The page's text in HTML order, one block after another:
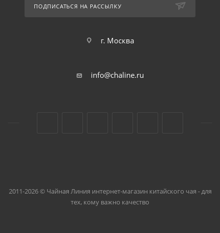
ПОДПИСАТЬСЯ НА РАССЫЛКУ
г. Москва
info@chaline.ru
2011-2026 © Чайная Линия интернет-магазин китайского чая - для
тех, кому важно качество